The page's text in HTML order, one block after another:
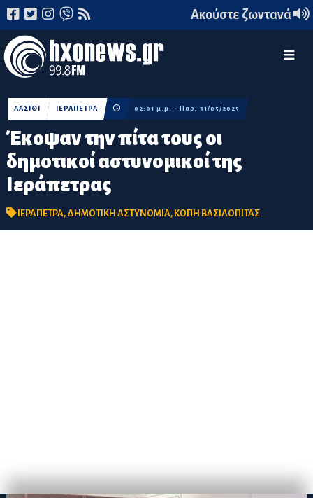
Ακούστε ζωντανά
Έκοψαν την πίτα τους οι
δημοτικοί αστυνομικοί της
Ιεράπετρας
ΛΑΣΙΘΙ ΙΕΡΑΠΕΤΡΑ 02:01 μ.μ. - Παρ, 31/05/2025
ΙΕΡΑΠΕΤΡΑ, ΔΗΜΟΤΙΚΗ ΑΣΤΥΝΟΜΙΑ, ΚΟΠΗ ΒΑΣΙΛΟΠΙΤΑΣ